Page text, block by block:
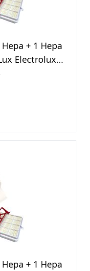
+ 1 Hepa
Electrolux
warenkorb
+ 1 Hepa